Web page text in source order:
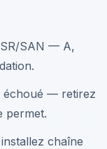
SAN — A,
échoué — retirez
permet.
chaîne